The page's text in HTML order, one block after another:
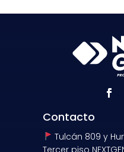
Contacto
Tulcán 809 y
Tercer piso